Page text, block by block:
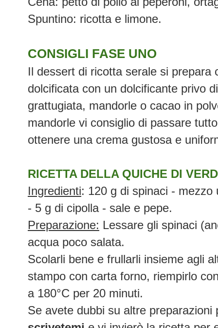
Spuntino: ricotta e limone.
CONSIGLI FASE UNO
Il dessert di ricotta serale si prepara
dolcificata con un dolcificante privo
grattugiata, mandorle o cacao in
mandorle vi consiglio di passare
ottenere una crema gustosa e
RICETTA DELLA QUICHE DI
Ingredienti: 120 g di spinaci -
- 5 g di cipolla - sale e pepe.
Preparazione: Lessare gli spinaci
acqua poco salata.
Scolarli bene e frullarli insieme agli
stampo con carta forno, riempirlo
a 180°C per 20 minuti.
Se avete dubbi su altre preparazioni